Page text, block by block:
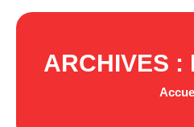
ARCHIVES :